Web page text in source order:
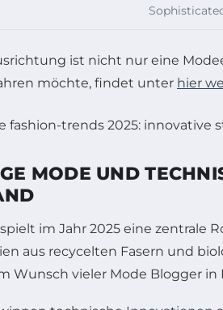
ist nicht nur eine
möchte, findet unter hier
MODE UND
im Jahr 2025 eine zentrale
aus recycelten Fasern und
Wunsch vieler Mode Blogger